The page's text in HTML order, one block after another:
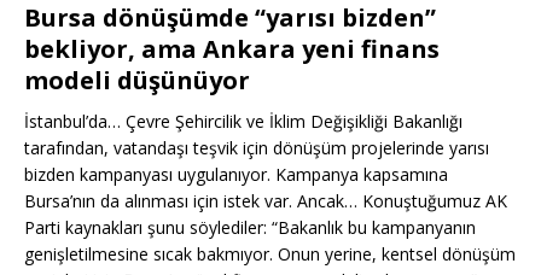
Bursa dönüşümde “yarısı bizden”
bekliyor, ama Ankara yeni finans
modeli düşünüyor
İstanbul’da… Çevre Şehircilik ve İklim Değişikliği Bakanlığı
tarafından, vatandaşı teşvik için dönüşüm projelerinde yarısı
bizden kampanyası uygulanıyor. Kampanya kapsamına
Bursa’nın da alınması için istek var. Ancak… Konuştuğumuz AK
Parti kaynakları şunu söylediler: “Bakanlık bu kampanyanın
genişletilmesine sıcak bakmıyor. Onun yerine, kentsel dönüşüm